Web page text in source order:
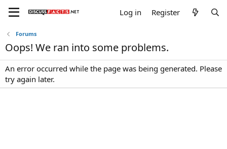
Log in Register
Forums
Oops! We ran into some problems.
An error occurred while the page was being generated. Please
try again later.